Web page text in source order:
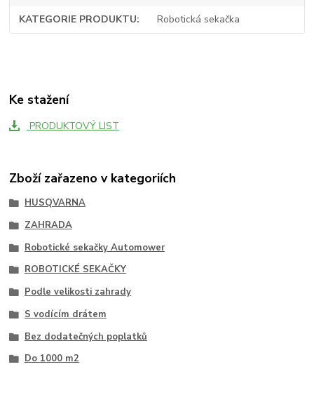
KATEGORIE PRODUKTU Robotická sekačka
Ke stažení
PRODUKTOVÝ LIST
Zboží zařazeno v kategoriích
HUSQVARNA
ZAHRADA
Robotické sekačky Automower
ROBOTICKÉ SEKAČKY
Podle velikosti zahrady
S vodícím drátem
Bez dodatečných poplatků
Do 1000 m2